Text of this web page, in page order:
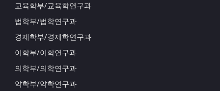
교육학부/교육학연구과
법학부/법학연구과
경제학부/경제학연구과
이학부/이학연구과
의학부/의학연구과
약학부/약학연구과